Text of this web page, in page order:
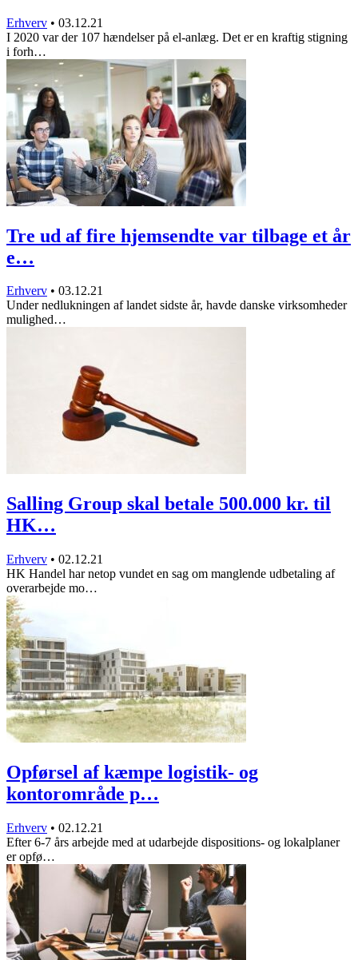
Erhverv • 03.12.21
I 2020 var der 107 hændelser på el-anlæg. Det er en kraftig stigning
i forh…
Tre ud af fire hjemsendte var tilbage et år
e…
Erhverv • 03.12.21
Under nedlukningen af landet sidste år, havde danske virksomheder
mulighed…
Salling Group skal betale 500.000 kr. til
HK…
Erhverv • 02.12.21
HK Handel har netop vundet en sag om manglende udbetaling af
overarbejde mo…
Opførsel af kæmpe logistik- og
kontorområde p…
Erhverv • 02.12.21
Efter 6-7 års arbejde med at udarbejde dispositions- og lokalplaner
er opfø…